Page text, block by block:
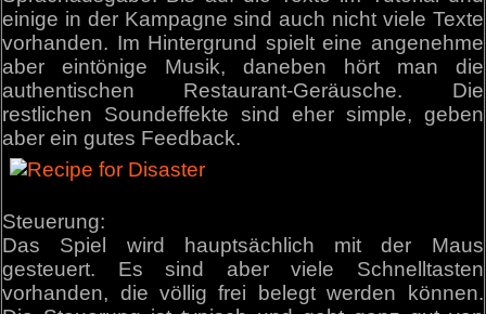
einige in der Kampagne sind auch nicht viele Texte
vorhanden. Im Hintergrund spielt eine angenehme
aber eintönige Musik, daneben hört man die
authentischen Restaurant-Geräusche. Die
restlichen Soundeffekte sind eher simple, geben
aber ein gutes Feedback.
Steuerung:
Das Spiel wird hauptsächlich mit der Maus
gesteuert. Es sind aber viele Schnelltasten
vorhanden, die völlig frei belegt werden können.